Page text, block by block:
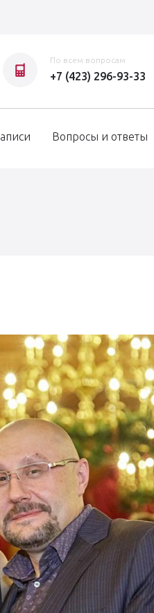
По всем вопросам
+7 (423) 296-93-33
Вопросы и ответы